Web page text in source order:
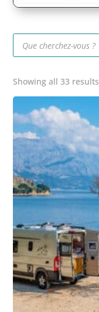
Recherche
produits
Showing all 33 results